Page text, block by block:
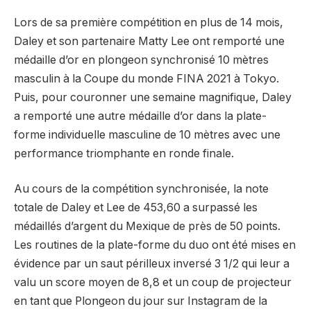
Lors de sa première compétition en plus de 14 mois,
Daley et son partenaire Matty Lee ont remporté une
médaille d’or en plongeon synchronisé 10 mètres
masculin à la Coupe du monde FINA 2021 à Tokyo.
Puis, pour couronner une semaine magnifique, Daley
a remporté une autre médaille d’or dans la plate-
forme individuelle masculine de 10 mètres avec une
performance triomphante en ronde finale.
Au cours de la compétition synchronisée, la note
totale de Daley et Lee de 453,60 a surpassé les
médaillés d’argent du Mexique de près de 50 points.
Les routines de la plate-forme du duo ont été mises en
évidence par un saut périlleux inversé 3 1/2 qui leur a
valu un score moyen de 8,8 et un coup de projecteur
en tant que Plongeon du jour sur Instagram de la